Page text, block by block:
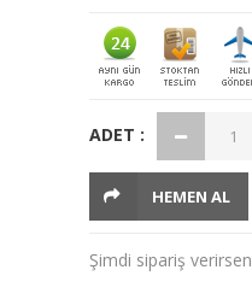
ADET :
HEMEN AL
Şimdi sipariş verirsen